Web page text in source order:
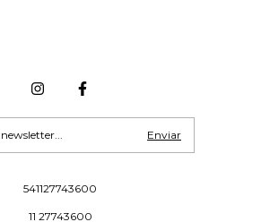
541127743600
11 27743600